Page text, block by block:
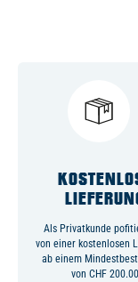
Als Privatkunde
von einer kostenlosen
ab einem
von CHF 200.00